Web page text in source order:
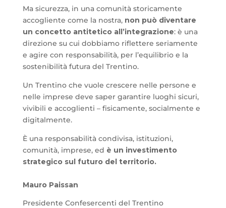
Ma sicurezza, in una comunità storicamente
accogliente come la nostra, non può diventare
un concetto antitetico all’integrazione: è una
direzione su cui dobbiamo riflettere seriamente
e agire con responsabilità, per l’equilibrio e la
sostenibilità futura del Trentino.
Un Trentino che vuole crescere nelle persone e
nelle imprese deve saper garantire luoghi sicuri,
vivibili e accoglienti – fisicamente, socialmente e
digitalmente.
È una responsabilità condivisa, istituzioni,
comunità, imprese, ed è un investimento
strategico sul futuro del territorio.
Mauro Paissan
Presidente Confesercenti del Trentino